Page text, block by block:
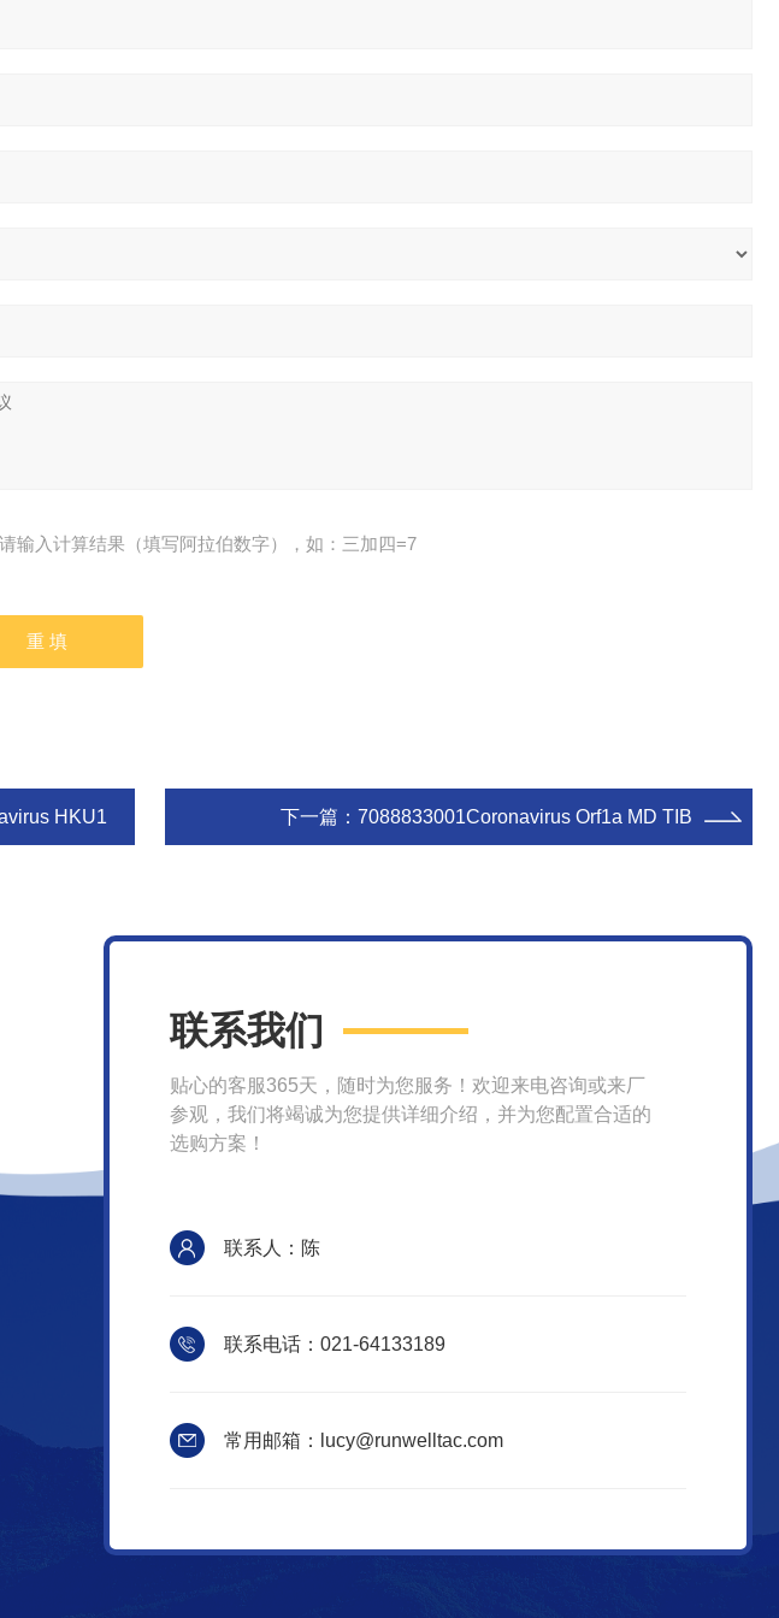
请输入计算结果（填写阿拉伯数字），如：三加四=7
HKU1 下一篇： 7088833001Coronavirus Orf1a MD TIB
联系我们
贴心的客服365天，随时为您服务！欢迎来电咨询或来厂
参观，我们将竭诚为您提供详细介绍，并为您配置合适的
选购方案！
联系人：陈
联系电话：021-64133189
常用邮箱：lucy@runwelltac.com